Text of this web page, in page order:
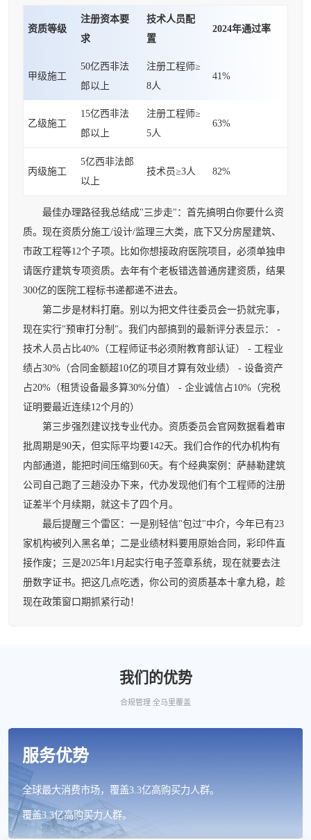
资质等级
注册资本要
求
技术人员配
置
2024年通过率
甲级施工
50亿西非法
郎以上
注册工程师≥
8人
41%
乙级施工
15亿西非法
郎以上
注册工程师≥
5人
63%
丙级施工
5亿西非法郎
以上
技术员≥3人 82%
最佳办理路径我总结成"三步走"：首先搞明白你要什么资
质。现在资质分施工/设计/监理三大类，底下又分房屋建筑、
市政工程等12个子项。比如你想接政府医院项目，必须单独申
请医疗建筑专项资质。去年有个老板错选普通房建资质，结果
300亿的医院工程标书递都递不进去。
第二步是材料打磨。别以为把文件往委员会一扔就完事，
现在实行"预审打分制"。我们内部搞到的最新评分表显示： -
技术人员占比40%（工程师证书必须附教育部认证） - 工程业
绩占30%（合同金额超10亿的项目才算有效业绩） - 设备资产
占20%（租赁设备最多算30%分值） - 企业诚信占10%（完税
证明要最近连续12个月的）
第三步强烈建议找专业代办。资质委员会官网数据看着审
批周期是90天，但实际平均要142天。我们合作的代办机构有
内部通道，能把时间压缩到60天。有个经典案例：萨赫勒建筑
公司自己跑了三趟没办下来，代办发现他们有个工程师的注册
证差半个月续期，就这卡了四个月。
最后提醒三个雷区：一是别轻信"包过"中介，今年已有23
家机构被列入黑名单；二是业绩材料要用原始合同，彩印件直
接作废；三是2025年1月起实行电子签章系统，现在就要去注
册数字证书。把这几点吃透，你公司的资质基本十拿九稳，趁
现在政策窗口期抓紧行动！
我们的优势
合规管理 全马里覆盖
服务优势
全球最大消费市场，覆盖3.3亿高购买力人群。
覆盖3.3亿高购买力人群。